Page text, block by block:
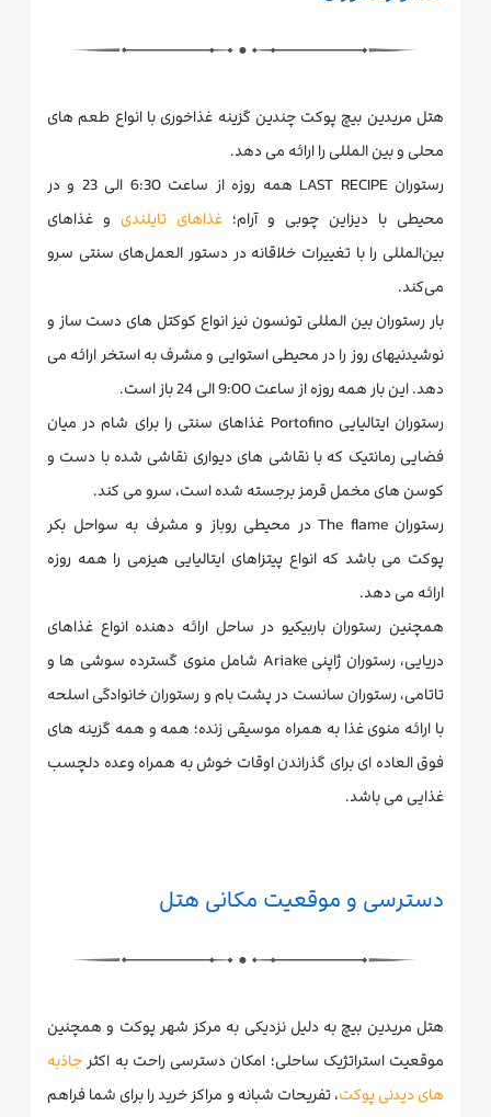
هتل مریدین بیچ پوکت چندین گزینه غذاخوری با انواع طعم های
محلی و بین المللی را ارائه می دهد.
رستوران LAST RECIPE همه روزه از ساعت 6:30 الی 23 و در
محیطی با دیزاین چوبی و آرام؛ غذاهای تایلندی و غذاهای
بین‌المللی را با تغییرات خلاقانه در دستور العمل‌های سنتی سرو
می‌کند.
بار رستوران بین المللی تونسون نیز انواع کوکتل های دست ساز و
نوشیدنیهای روز را در محیطی استوایی و مشرف به استخر ارائه می
دهد. این بار همه روزه از ساعت 9:00 الی 24 باز است.
رستوران ایتالیایی Portofino غذاهای سنتی را برای شام در میان
فضایی رمانتیک که با نقاشی های دیواری نقاشی شده با دست و
کوسن های مخمل قرمز برجسته شده است، سرو می کند.
رستوران The flame در محیطی روباز و مشرف به سواحل بکر
پوکت می باشد که انواع پیتزاهای ایتالیایی هیزمی را همه روزه
ارائه می دهد.
همچنین رستوران باربیکیو در ساحل ارائه دهنده انواع غذاهای
دریایی، رستوران ژاپنی Ariake شامل منوی گسترده سوشی ها و
تاتامی، رستوران سانست در پشت بام و رستوران خانوادگی اسلحه
با ارائه منوی غذا به همراه موسیقی زنده؛ همه و همه گزینه های
فوق العاده ای برای گذراندن اوقات خوش به همراه وعده دلچسب
غذایی می باشد.
دسترسی و موقعیت مکانی هتل
هتل مریدین بیچ به دلیل نزدیکی به مرکز شهر پوکت و همچنین
موقعیت استراتژیک ساحلی؛ امکان دسترسی راحت به اکثر جاذبه
های دیدنی پوکت، تفریحات شبانه و مراکز خرید را برای شما فراهم